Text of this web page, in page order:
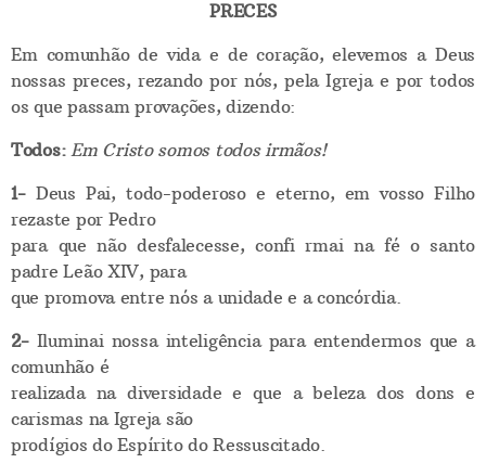
PRECES
Em comunhão de vida e de coração, elevemos a Deus
nossas preces, rezando por nós, pela Igreja e por todos
os que passam provações, dizendo:
Todos:Em Cristo somos todos irmãos!
1-Deus Pai, todo-poderoso e eterno, em vosso Filho
rezaste por Pedro
para que não desfalecesse, confi rmai na fé o santo
padre Leão XIV, para
que promova entre nós a unidade e a concórdia.
2-Iluminai nossa inteligência para entendermos que a
comunhão é
realizada na diversidade e que a beleza dos dons e
carismas na Igreja são
prodígios do Espírito do Ressuscitado.